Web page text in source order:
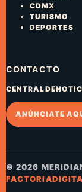
CDMX
TURISMO
DEPORTES
CONTACTO
ANÚNCIATE
© 2026